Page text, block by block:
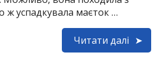
ж успадкувала маєток …
Читати далі